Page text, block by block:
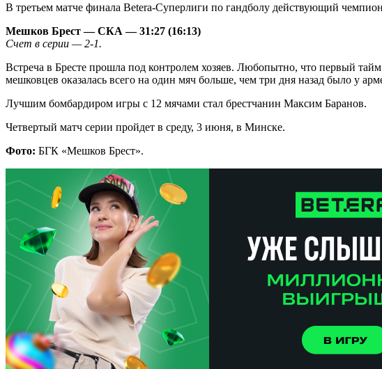
В третьем матче финала Betera-Суперлиги по гандболу действующий
Мешков Брест — СКА — 31:27 (16:13)
Счет в серии — 2-1.
Встреча в Бресте прошла под контролем хозяев. Любопытно, что первый
мешковцев оказалась всего на один мяч больше, чем три дня назад было у
Лучшим бомбардиром игры с 12 мячами стал брестчанин Максим Баранов.
Четвертый матч серии пройдет в среду, 3 июня, в Минске.
Фото: БГК «Мешков Брест».